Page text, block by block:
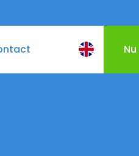
Cateringmenu
Varen